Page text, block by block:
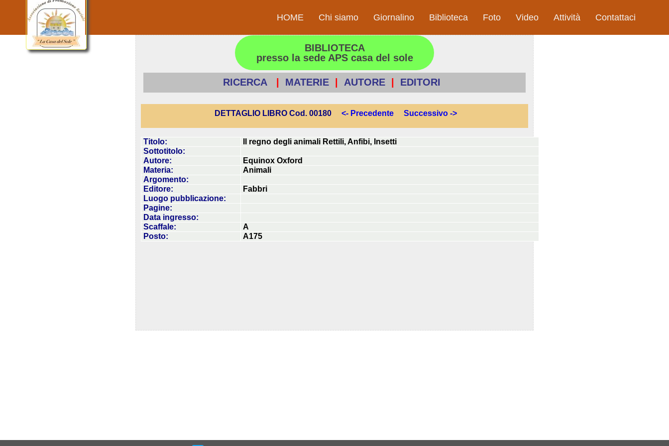
HOME Chi siamo Giornalino Biblioteca Foto Video Attività Contattaci
BIBLIOTECA
presso la sede APS casa del sole
RICERCA MATERIE AUTORE EDITORI
DETTAGLIO LIBRO Cod. 00180 <- Precedente Successivo ->
Titolo:
Il regno degli animali Rettili, Anfibi, Insetti
Sottotitolo:
Autore:
Equinox Oxford
Materia:
Animali
Argomento:
Editore:
Fabbri
Luogo pubblicazione:
Pagine:
Data ingresso:
Scaffale:
A
Posto:
A175